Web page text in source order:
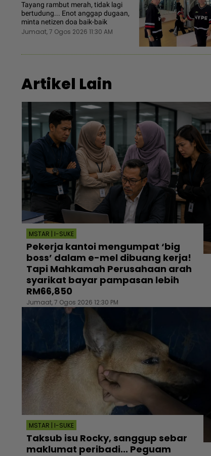
Tayang rambut merah, tidak lagi
bertudung... Enot anggap dugaan,
minta netizen doa baik-baik
Jumaat, 7 Ogos 2026 11:30 AM
Artikel Lain
MSTAR | I-SUKE
Pekerja kantoi mengumpat ‘big
boss’ dalam e-mel dibuang kerja!
Tapi Mahkamah Perusahaan arah
syarikat bayar pampasan lebih
RM66,850
Jumaat, 7 Ogos 2026 12:30 PM
MSTAR | I-SUKE
Taksub isu Rocky, sanggup sebar
maklumat peribadi... Peguam